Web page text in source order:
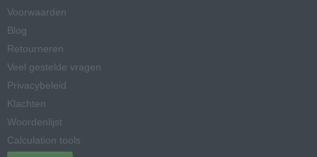
Voorwaarden
Blog
Retourneren
Veel gestelde vragen
Privacybeleid
Klachten
Woordenlijst
Calculation tools